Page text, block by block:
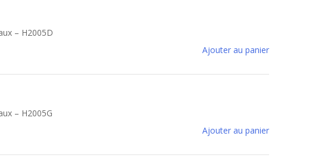
– H2005D
Ajouter au panier
– H2005G
Ajouter au panier